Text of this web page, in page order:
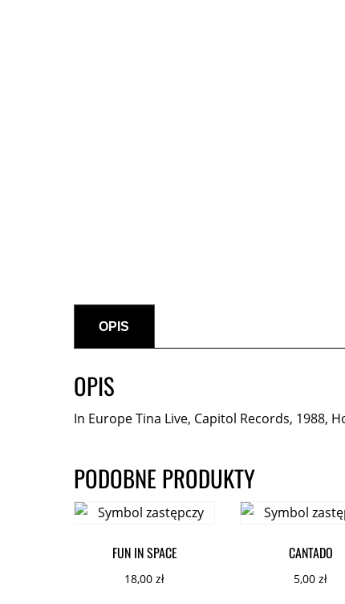
OPIS
OPIS
In Europe Tina Live, Capitol Records, 1988,
PODOBNE PRODUKTY
FUN IN SPACE
18,00zł
CANTADO
5,00zł